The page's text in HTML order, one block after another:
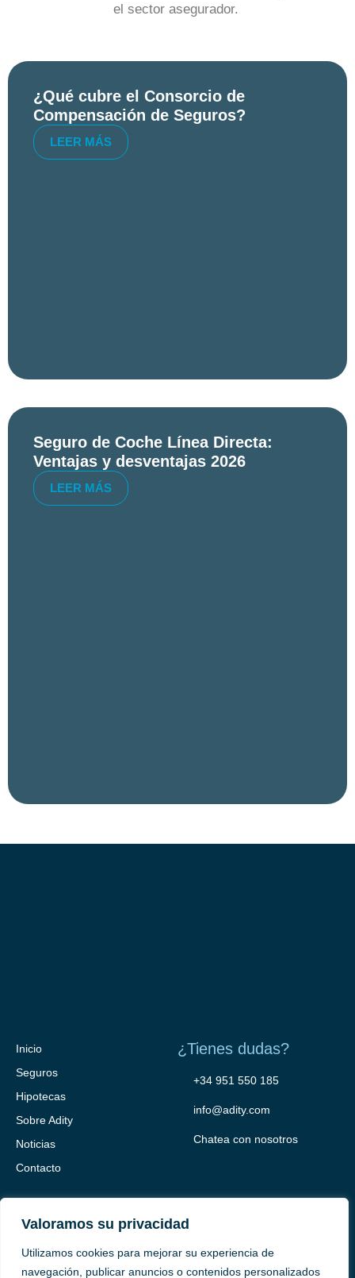
Valoramos su privacidad
Utilizamos cookies para mejorar su experiencia de
navegación, publicar anuncios o contenidos personalizados
el sector asegurador.
¿Qué cubre el Consorcio de
Compensación de Seguros?
LEER MÁS
Seguro de Coche Línea Directa:
Ventajas y desventajas 2026
LEER MÁS
Inicio
Seguros
Hipotecas
Sobre Adity
Noticias
Contacto
¿Tienes dudas?
+34 951 550 185
info@adity.com
Chatea con nosotros